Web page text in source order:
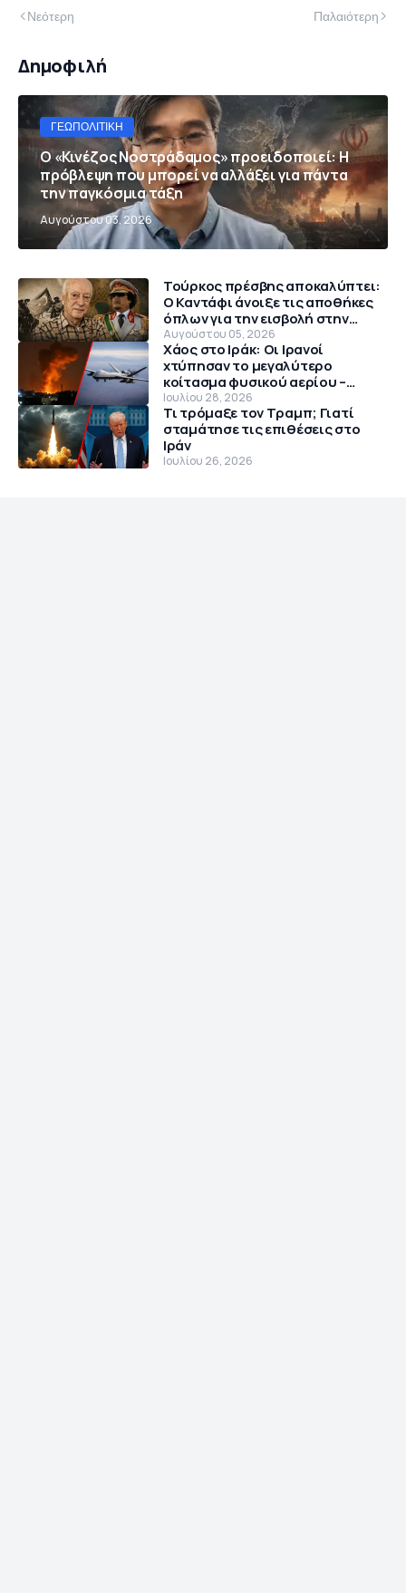
Νεότερη Παλαιότερη
Δημοφιλή
ΓΕΩΠΟΛΙΤΙΚΉ
Ο «Κινέζος Νοστράδαμος» προειδοποιεί: Η
πρόβλεψη που μπορεί να αλλάξει για πάντα
την παγκόσμια τάξη
Αυγούστου 03, 2026
Τούρκος πρέσβης αποκαλύπτει:
Ο Καντάφι άνοιξε τις αποθήκες
όπλων για την εισβολή στην
Κύπρο το 1974
Αυγούστου 05, 2026
Χάος στο Ιράκ: Οι Ιρανοί
χτύπησαν το μεγαλύτερο
κοίτασμα φυσικού αερίου –
Θρίλερ με αμερικανικό MQ-9
Reaper
Ιουλίου 28, 2026
Τι τρόμαξε τον Τραμπ; Γιατί
σταμάτησε τις επιθέσεις στο
Ιράν
Ιουλίου 26, 2026